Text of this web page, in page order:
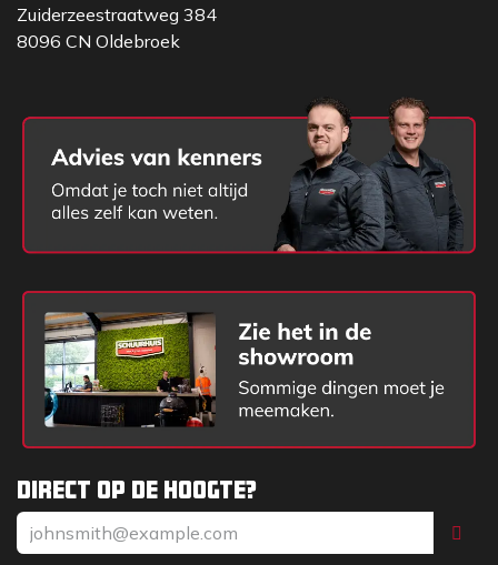
Orit tilhulp.
Direct op de hoogte?
Zuiderzeestraatweg 384
8096 CN Oldebroek